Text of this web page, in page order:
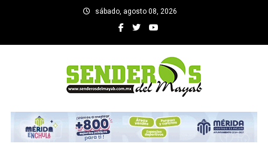
sábado, agosto 08, 2026
SENDEROS DEL MAYAB